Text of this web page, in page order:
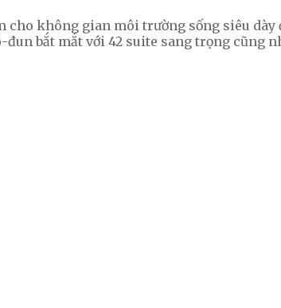
không gian môi trường sống siêu dày
bắt mắt với 42 suite sang trọng cũng